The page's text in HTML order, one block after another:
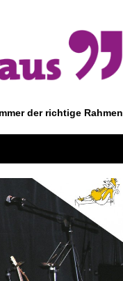
Immer der richtige Rahmen